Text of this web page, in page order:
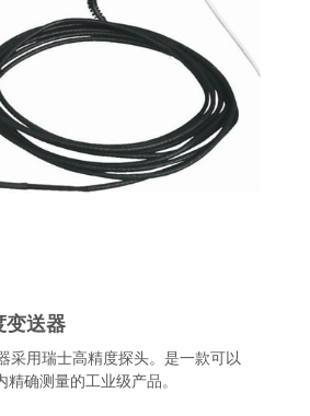
变送器
采用瑞士高精度探头。是一款可以
确测量的工业级产品。